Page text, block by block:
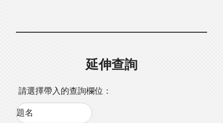
延伸查詢
請選擇帶入的查詢欄位：